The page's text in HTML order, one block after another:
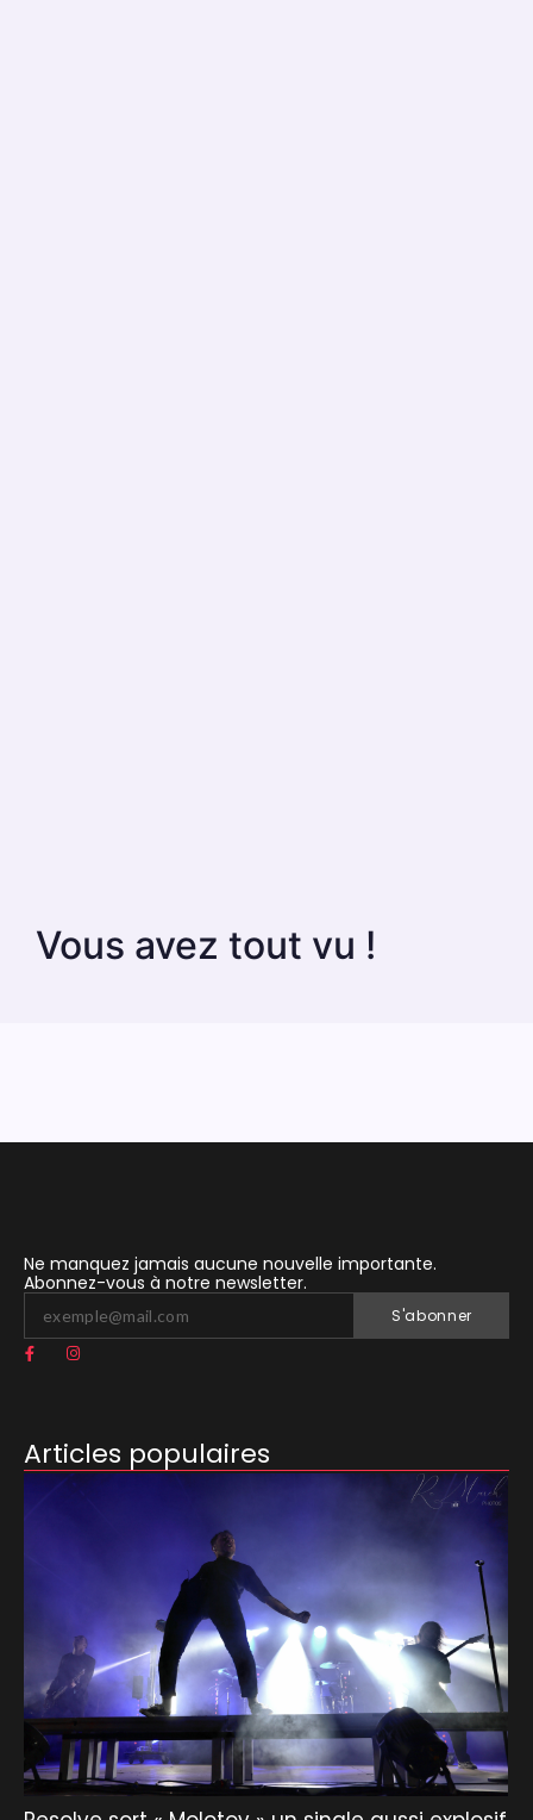
Vous avez tout vu !
Ne manquez jamais aucune nouvelle importante.
Abonnez-vous à notre newsletter.
S'abonner
Articles populaires